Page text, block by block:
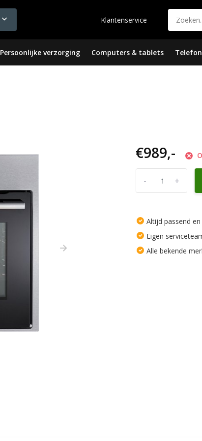
Klantenservice
Persoonlijke verzorging Computers & tablets
€989,-
+
-
Altijd passend
Eigen
Alle bekende